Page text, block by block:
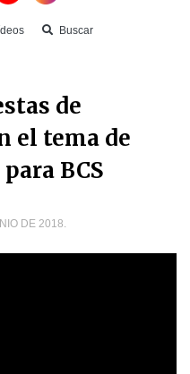
Buscar
de
el tema de
BCS
DE 2018.